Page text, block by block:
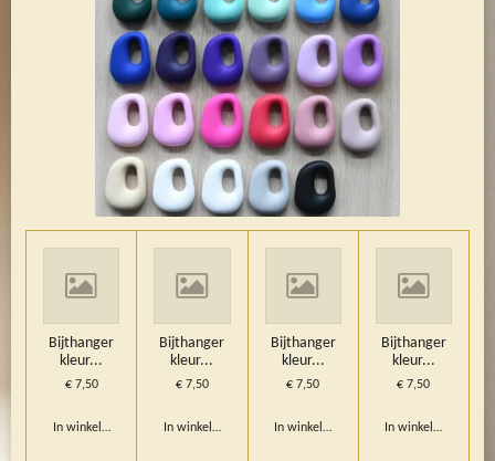
Bijthanger
kleur...
€ 7,50
In winkelwagen
Bijthanger
kleur...
€ 7,50
In winkelwagen
Bijthanger
kleur...
€ 7,50
In winkelwagen
Bijthanger
kleur...
€ 7,50
In winkelwagen